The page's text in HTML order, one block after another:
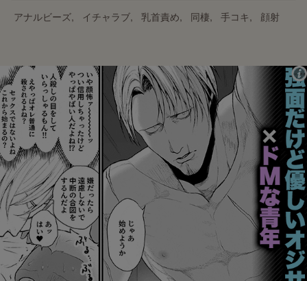
アナルビーズ イチャラブ 乳首責め 同棲 手コキ 顔射